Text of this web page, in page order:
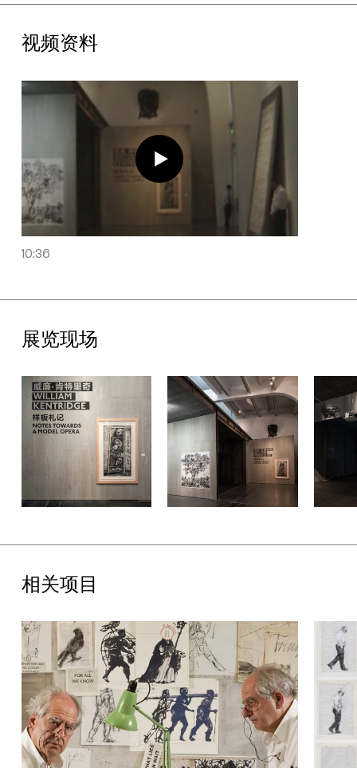
出，通过一系列的动态雕塑对时间的历史观念进行探究。一组五频
这件作品产生于肯特里奇和科学史专家彼得·加里森关于通信电缆成
为扩展地理时区起源的对话——对话从19世纪的巴黎的蒸汽机
开始，一直谈到（不精确的）标准化的城市钟表。肯特里奇将所有
人类计算时间的固有误差视为无法被彻底抹除的“熵”——他将科技
创新视作一个隐喻的身体。在这里，时间的“拒绝”承载了不同层次
的个人和政治含义：个人通过呼吸拒绝时间，直到他/她的死亡；
南非则通过自身力量的壮大拒绝欧洲中心时间。在这件作品中，菲
利普·米勒负责作曲和音响配置；凯瑟琳·梅伯格负责视频剪辑和现
场设计；达达·马斯洛负责编舞。
最后，在展厅的二层，一间阅览室与展览“样板札记”同时开放。在
那里观众可以精读威廉·肯特里奇的艺术家书籍，近距离欣赏他的短
片，其中包括艺术家里程碑式的作品《二手阅读》在内的一系列手
——他以特有的半开玩笑式风格拍摄的录像作品——一系列教授
英文版展览画册《威廉·肯特里奇：样板札记》与本展览同时推出。
门，著名汉学家、中国视觉文化历史学家姜斐德以及UCCA馆长田
霏宇等。画册的核心部分是肯特里奇撰写的文章《边缘的思考》。
此篇文章是他在了解中国后，关于这个项目的演讲笔记的衍生，也
是他持续展开的“戏剧式演讲”的又一力作——2012年他参与的哈
佛大学“诺顿演讲”便是此类演讲最知名的案例。此次演讲的相关出
版物《绘画六讲》中文版与此次展览同时推出。
“威廉·肯特里奇：样板札记”由UCCA馆长田霏宇策划，助理策展人
刁卓协作呈现。展览于6月27日开幕，持续到8月30日。特别鸣谢
同推出。
关于公共项目
在“样板札记”展览期间，UCCA策划了丰富的公共项目。6月27日
展览开幕当天，“边缘思考日”系列主题活动同时展开，包括一系列
论坛及演出，涉及威廉·肯特里奇的方法论、他对中国当代艺术的影
响，以及他一贯探索的社会和政治议题等。项目从肯特里奇与他的
门生马提奥·洛佩兹的对话开始。两人在2012-2013年的劳力士“创
艺推荐资助计划”中结识，他们均将艺术家的工作室视为其观念实
践的关键。随后，著名汉学家、中国视觉文化历史学家姜斐德，艺
视频资料
10:36
展览现场
相关项目